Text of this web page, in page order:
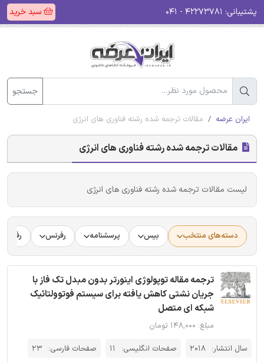
پشتیبانی: سبد خرید
جستجو
ایران عرضه مقالات ترجمه شده رشته فناوری های انرژی
مقالات ترجمه شده رشته فناوری های انرژی
لیست مقالات ترجمه شده رشته فناوری های انرژی
دسته‌های منتخب بیس پرسشنامه رفرنس
ترجمه مقاله توپولوژی اینورتر بدون مبدل تک فاز با
جریان نشتی کاهش یافته برای سیستم فوتوولتائیک
شبکه ای متصل
مبلغ: ۱۴۸,۰۰۰ تومان
سال انتشار: 2018 صفحات انگلیسی: 11 صفحات فارسی: 23